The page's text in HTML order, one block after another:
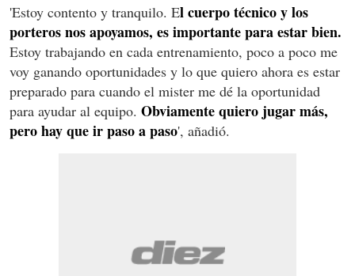
'Estoy contento y tranquilo. El cuerpo técnico y los
porteros nos apoyamos, es importante para estar bien.
Estoy trabajando en cada entrenamiento, poco a poco me
voy ganando oportunidades y lo que quiero ahora es estar
preparado para cuando el mister me dé la oportunidad
para ayudar al equipo. Obviamente quiero jugar más,
pero hay que ir paso a paso', añadió.